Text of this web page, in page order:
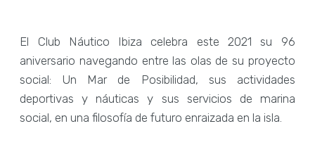
El Club Náutico Ibiza celebra este 2021 su 96
aniversario navegando entre las olas de su proyecto
social: Un Mar de Posibilidad, sus actividades
deportivas y náuticas y sus servicios de marina
social, en una filosofía de futuro enraizada en la isla.